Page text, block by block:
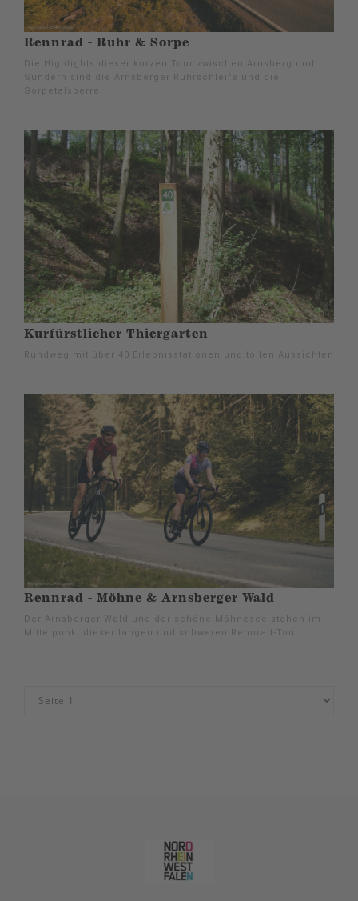
Rennrad - Ruhr & Sorpe
Die Highlights dieser kurzen Tour zwischen Arnsberg und
Sundern sind die Arnsberger Ruhrschleife und die
Sorpetalsperre.
Kurfürstlicher Thiergarten
Rundweg mit über 40 Erlebnisstationen und tollen Aussichten
Rennrad - Möhne & Arnsberger Wald
Der Arnsberger Wald und der schöne Möhnesee stehen im
Mittelpunkt dieser langen und schweren Rennrad-Tour